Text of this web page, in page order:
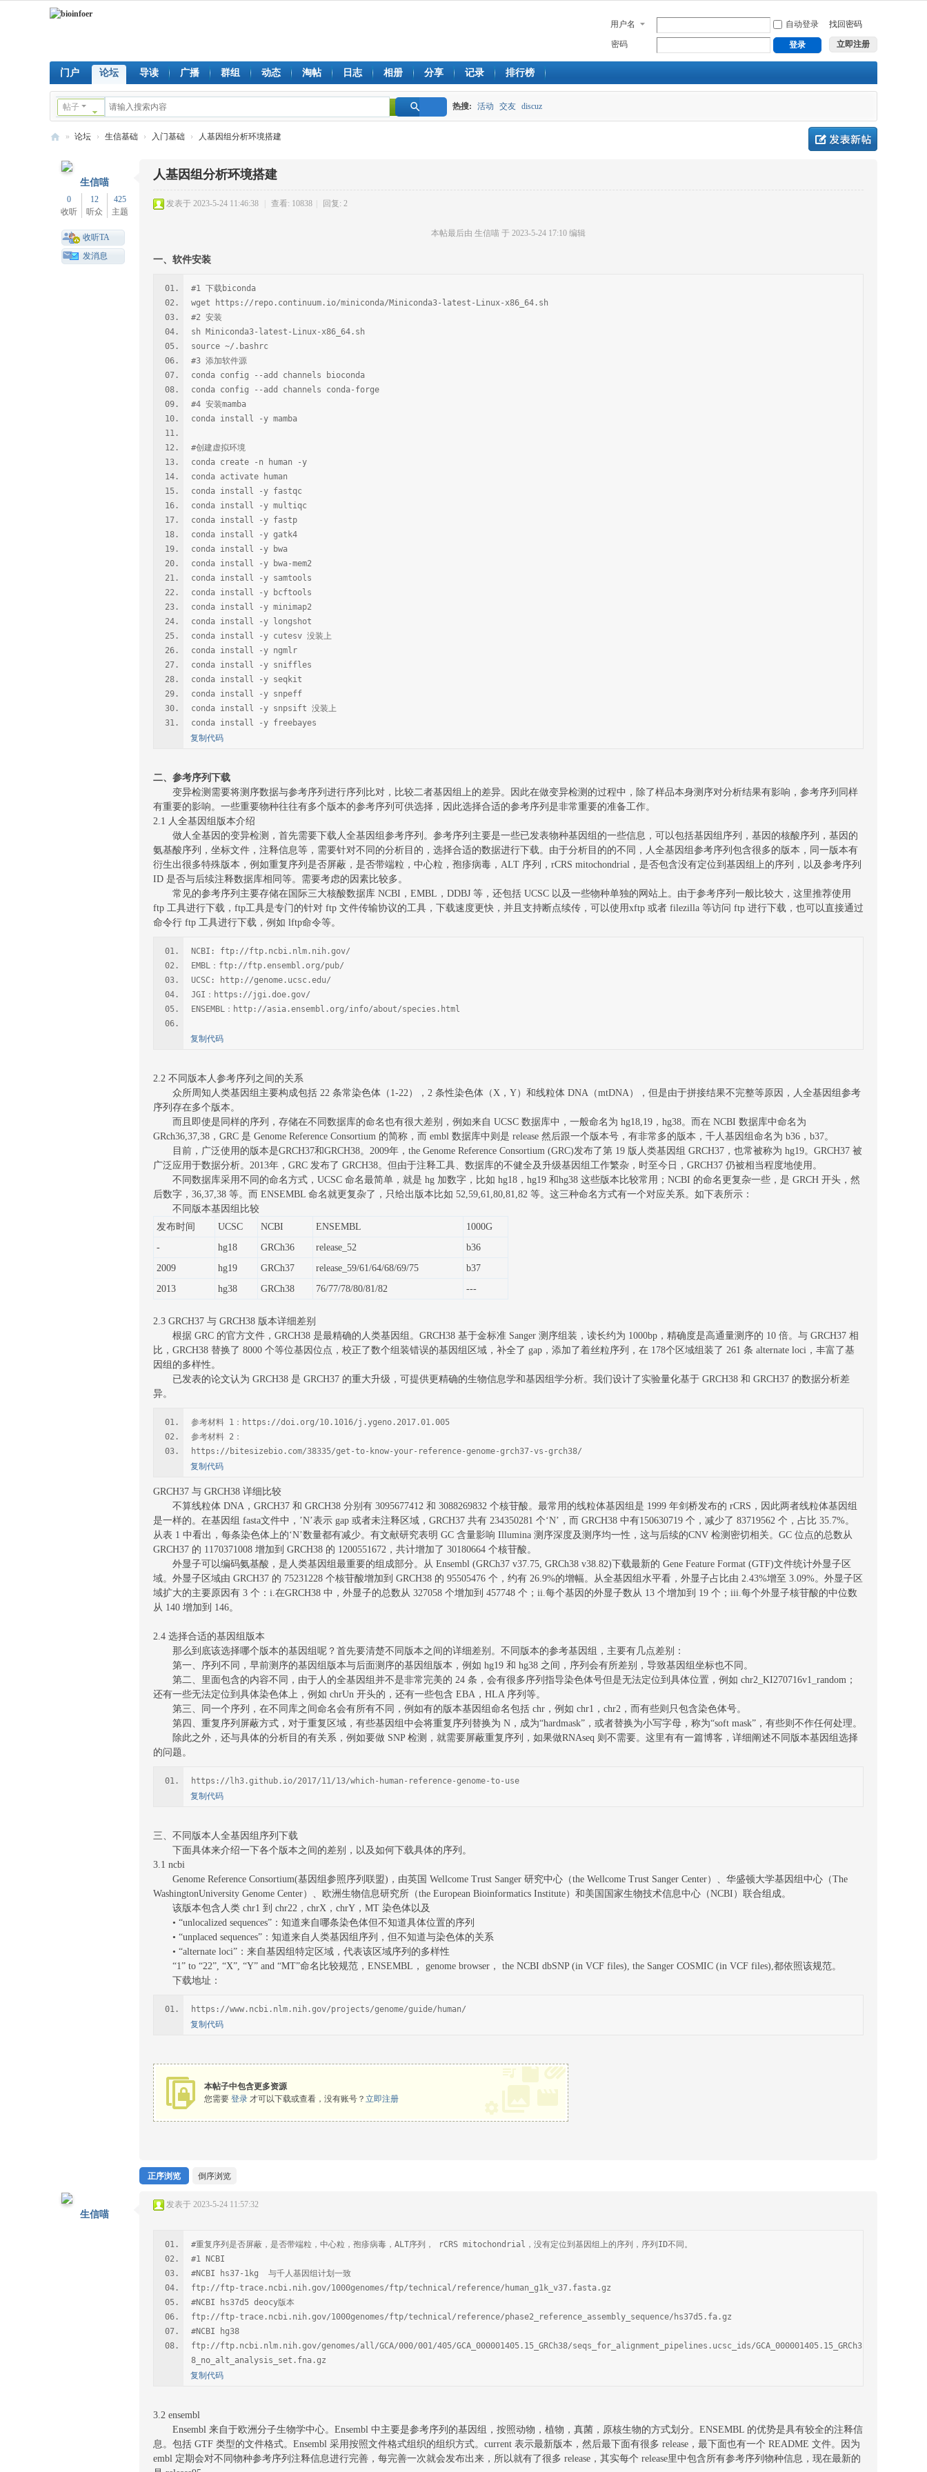
用户名 自动登录 找回密码
密码 登录 立即注册
门户 论坛 导读 广播 群组 动态 淘帖 日志 相册 分享 记录 排行榜
帖子 热搜: 活动 交友 discuz
» 论坛 › 生信基础 › 入门基础 › 人基因组分析环境搭建
生信喵
0
收听
12
听众
425
主题
收听TA
发消息
人基因组分析环境搭建
发表于 2023-5-24 11:46:38 查看: 10838 回复: 2
本帖最后由 生信喵 于 2023-5-24 17:10 编辑
一、软件安装
#1 下载biconda
wget https://repo.continuum.io/miniconda/Miniconda3-latest-Linux-x86_64.sh
#2 安装
sh Miniconda3-latest-Linux-x86_64.sh
source ~/.bashrc
#3 添加软件源
conda config --add channels bioconda
conda config --add channels conda-forge
#4 安装mamba
conda install -y mamba
#创建虚拟环境
conda create -n human -y
conda activate human
conda install -y fastqc
conda install -y multiqc
conda install -y fastp
conda install -y gatk4
conda install -y bwa
conda install -y bwa-mem2
conda install -y samtools
conda install -y bcftools
conda install -y minimap2
conda install -y longshot
conda install -y cutesv 没装上
conda install -y ngmlr
conda install -y sniffles
conda install -y seqkit
conda install -y snpeff
conda install -y snpsift 没装上
conda install -y freebayes
复制代码
二、参考序列下载
变异检测需要将测序数据与参考序列进行序列比对，比较二者基因组上的差异。因此在做变异检测的过程中，除了样品本身测序对分析结果有影响，参考序列同样
有重要的影响。一些重要物种往往有多个版本的参考序列可供选择，因此选择合适的参考序列是非常重要的准备工作。
2.1 人全基因组版本介绍
做人全基因的变异检测，首先需要下载人全基因组参考序列。参考序列主要是一些已发表物种基因组的一些信息，可以包括基因组序列，基因的核酸序列，基因的
氨基酸序列，坐标文件，注释信息等，需要针对不同的分析目的，选择合适的数据进行下载。由于分析目的的不同，人全基因组参考序列包含很多的版本，同一版本有
衍生出很多特殊版本，例如重复序列是否屏蔽，是否带端粒，中心粒，孢疹病毒，ALT 序列，rCRS mitochondrial，是否包含没有定位到基因组上的序列，以及参考序列
ID 是否与后续注释数据库相同等。需要考虑的因素比较多。
常见的参考序列主要存储在国际三大核酸数据库 NCBI，EMBL，DDBJ 等，还包括 UCSC 以及一些物种单独的网站上。由于参考序列一般比较大，这里推荐使用
ftp 工具进行下载，ftp工具是专门的针对 ftp 文件传输协议的工具，下载速度更快，并且支持断点续传，可以使用xftp 或者 filezilla 等访问 ftp 进行下载，也可以直接通过
命令行 ftp 工具进行下载，例如 lftp命令等。
NCBI: ftp://ftp.ncbi.nlm.nih.gov/
EMBL：ftp://ftp.ensembl.org/pub/
UCSC: http://genome.ucsc.edu/
JGI：https://jgi.doe.gov/
ENSEMBL：http://asia.ensembl.org/info/about/species.html
复制代码
2.2 不同版本人参考序列之间的关系
众所周知人类基因组主要构成包括 22 条常染色体（1-22），2 条性染色体（X，Y）和线粒体 DNA（mtDNA），但是由于拼接结果不完整等原因，人全基因组参考
序列存在多个版本。
而且即使是同样的序列，存储在不同数据库的命名也有很大差别，例如来自 UCSC 数据库中，一般命名为 hg18,19，hg38。而在 NCBI 数据库中命名为
GRch36,37,38，GRC 是 Genome Reference Consortium 的简称，而 embl 数据库中则是 release 然后跟一个版本号，有非常多的版本，千人基因组命名为 b36，b37。
目前，广泛使用的版本是GRCH37和GRCH38。2009年，the Genome Reference Consortium (GRC)发布了第 19 版人类基因组 GRCH37，也常被称为 hg19。GRCH37 被
广泛应用于数据分析。2013年，GRC 发布了 GRCH38。但由于注释工具、数据库的不健全及升级基因组工作繁杂，时至今日，GRCH37 仍被相当程度地使用。
不同数据库采用不同的命名方式，UCSC 命名最简单，就是 hg 加数字，比如 hg18，hg19 和hg38 这些版本比较常用；NCBI 的命名更复杂一些，是 GRCH 开头，然
后数字，36,37,38 等。而 ENSEMBL 命名就更复杂了，只给出版本比如 52,59,61,80,81,82 等。这三种命名方式有一个对应关系。如下表所示：
不同版本基因组比较
发布时间
UCSC NCBI ENSEMBL
1000G
-
hg18 GRCh36 release_52
b36
2009
hg19 GRCh37 release_59/61/64/68/69/75
b37
2013
hg38 GRCh38 76/77/78/80/81/82 ---
2.3 GRCH37 与 GRCH38 版本详细差别
根据 GRC 的官方文件，GRCH38 是最精确的人类基因组。GRCH38 基于金标准 Sanger 测序组装，读长约为 1000bp，精确度是高通量测序的 10 倍。与 GRCH37 相
比，GRCH38 替换了 8000 个等位基因位点，校正了数个组装错误的基因组区域，补全了 gap，添加了着丝粒序列，在 178个区域组装了 261 条 alternate loci，丰富了基
因组的多样性。
已发表的论文认为 GRCH38 是 GRCH37 的重大升级，可提供更精确的生物信息学和基因组学分析。我们设计了实验量化基于 GRCH38 和 GRCH37 的数据分析差
异。
参考材料 1：https://doi.org/10.1016/j.ygeno.2017.01.005
参考材料 2：
https://bitesizebio.com/38335/get-to-know-your-reference-genome-grch37-vs-grch38/
复制代码
GRCH37 与 GRCH38 详细比较
不算线粒体 DNA，GRCH37 和 GRCH38 分别有 3095677412 和 3088269832 个核苷酸。最常用的线粒体基因组是 1999 年剑桥发布的 rCRS，因此两者线粒体基因组
是一样的。在基因组 fasta文件中，’N’表示 gap 或者未注释区域，GRCH37 共有 234350281 个‘N’，而 GRCH38 中有150630719 个，减少了 83719562 个，占比 35.7%。
从表 1 中看出，每条染色体上的‘N’数量都有减少。有文献研究表明 GC 含量影响 Illumina 测序深度及测序均一性，这与后续的CNV 检测密切相关。GC 位点的总数从
GRCH37 的 1170371008 增加到 GRCH38 的 1200551672，共计增加了 30180664 个核苷酸。
外显子可以编码氨基酸，是人类基因组最重要的组成部分。从 Ensembl (GRCh37 v37.75, GRCh38 v38.82)下载最新的 Gene Feature Format (GTF)文件统计外显子区
域。外显子区域由 GRCH37 的 75231228 个核苷酸增加到 GRCH38 的 95505476 个，约有 26.9%的增幅。从全基因组水平看，外显子占比由 2.43%增至 3.09%。外显子区
域扩大的主要原因有 3 个：i.在GRCH38 中，外显子的总数从 327058 个增加到 457748 个；ii.每个基因的外显子数从 13 个增加到 19 个；iii.每个外显子核苷酸的中位数
从 140 增加到 146。
2.4 选择合适的基因组版本
那么到底该选择哪个版本的基因组呢？首先要清楚不同版本之间的详细差别。不同版本的参考基因组，主要有几点差别：
第一、序列不同，早前测序的基因组版本与后面测序的基因组版本，例如 hg19 和 hg38 之间，序列会有所差别，导致基因组坐标也不同。
第二、里面包含的内容不同，由于人的全基因组并不是非常完美的 24 条，会有很多序列指导染色体号但是无法定位到具体位置，例如 chr2_KI270716v1_random；
还有一些无法定位到具体染色体上，例如 chrUn 开头的，还有一些包含 EBA，HLA 序列等。
第三、同一个序列，在不同库之间命名会有所有不同，例如有的版本基因组命名包括 chr，例如 chr1，chr2，而有些则只包含染色体号。
第四、重复序列屏蔽方式，对于重复区域，有些基因组中会将重复序列替换为 N，成为“hardmask”，或者替换为小写字母，称为“soft mask”，有些则不作任何处理。
除此之外，还与具体的分析目的有关系，例如要做 SNP 检测，就需要屏蔽重复序列，如果做RNAseq 则不需要。这里有有一篇博客，详细阐述不同版本基因组选择
的问题。
https://lh3.github.io/2017/11/13/which-human-reference-genome-to-use
复制代码
三、不同版本人全基因组序列下载
下面具体来介绍一下各个版本之间的差别，以及如何下载具体的序列。
3.1 ncbi
Genome Reference Consortium(基因组参照序列联盟)，由英国 Wellcome Trust Sanger 研究中心（the Wellcome Trust Sanger Center）、华盛顿大学基因组中心（The
WashingtonUniversity Genome Center）、欧洲生物信息研究所（the European Bioinformatics Institute）和美国国家生物技术信息中心（NCBI）联合组成。
该版本包含人类 chr1 到 chr22，chrX，chrY，MT 染色体以及
• “unlocalized sequences”：知道来自哪条染色体但不知道具体位置的序列
• “unplaced sequences”：知道来自人类基因组序列，但不知道与染色体的关系
• “alternate loci”：来自基因组特定区域，代表该区域序列的多样性
“1” to “22”, “X”, “Y” and “MT”命名比较规范，ENSEMBL， genome browser， the NCBI dbSNP (in VCF files), the Sanger COSMIC (in VCF files),都依照该规范。
下载地址：
https://www.ncbi.nlm.nih.gov/projects/genome/guide/human/
复制代码
本帖子中包含更多资源
您需要 登录 才可以下载或查看，没有账号？ 立即注册
正序浏览 倒序浏览
生信喵
发表于 2023-5-24 11:57:32
#重复序列是否屏蔽，是否带端粒，中心粒，孢疹病毒，ALT序列， rCRS mitochondrial，没有定位到基因组上的序列，序列ID不同。
#1 NCBI
#NCBI hs37-1kg 与千人基因组计划一致
ftp://ftp-trace.ncbi.nih.gov/1000genomes/ftp/technical/reference/human_g1k_v37.fasta.gz
#NCBI hs37d5 deocy版本
ftp://ftp-trace.ncbi.nih.gov/1000genomes/ftp/technical/reference/phase2_reference_assembly_sequence/hs37d5.fa.gz
#NCBI hg38
ftp://ftp.ncbi.nlm.nih.gov/genomes/all/GCA/000/001/405/GCA_000001405.15_GRCh38/seqs_for_alignment_pipelines.ucsc_ids/GCA_000001405.15_GRCh3
8_no_alt_analysis_set.fna.gz
复制代码
3.2 ensembl
Ensembl 来自于欧洲分子生物学中心。Ensembl 中主要是参考序列的基因组，按照动物，植物，真菌，原核生物的方式划分。ENSEMBL 的优势是具有较全的注释信
息。包括 GTF 类型的文件格式。Ensembl 采用按照文件格式组织的组织方式。current 表示最新版本，然后最下面有很多 release，最下面也有一个 README 文件。因为
embl 定期会对不同物种参考序列注释信息进行完善，每完善一次就会发布出来，所以就有了很多 release，其实每个 release里中包含所有参考序列物种信息，现在最新的